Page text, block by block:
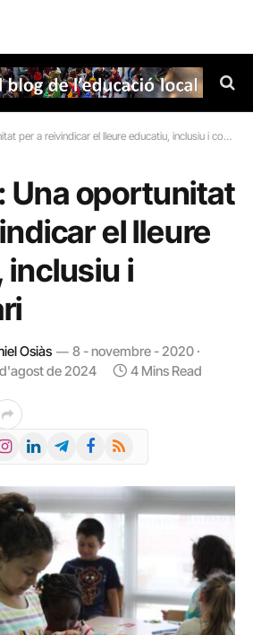
a reivindicar el lleure educatiu, inclusiu i comunitari
Una oportunitat
el lleure
inclusiu i
Osiàs
8 - novembre - 2020 ·
de 2024 4 Mins Read
LinkedInTelegramFacebook
RSS